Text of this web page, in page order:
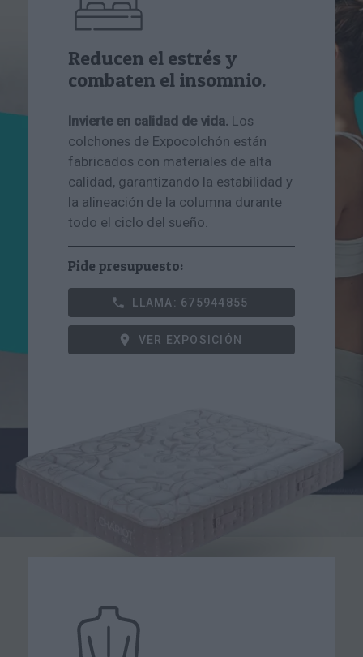
Reducen el estrés y
combaten el insomnio.
Invierte en calidad de vida. Los
colchones de Expocolchón están
fabricados con materiales de alta
calidad, garantizando la estabilidad y
la alineación de la columna durante
todo el ciclo del sueño.
Pide presupuesto:
LLAMA: 675944855
VER EXPOSICIÓN